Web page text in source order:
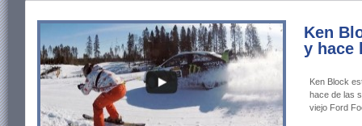
Ken
y hace
Ken Block
hace de las
viejo Ford